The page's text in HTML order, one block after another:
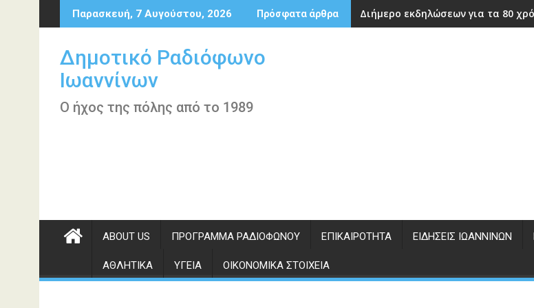
Περάστε
στο
Παρασκευή, 7 Αυγούστου, 2026 Πρόσφατα άρθρα Διήμερο εκδηλώσεων για τα 80
Δημοτικό Ραδιόφωνο
Ιωαννίνων
Ο ήχος της πόλης από το 1989
ABOUT US ΠΡΌΓΡΑΜΜΑ ΡΑΔΙΟΦΏΝΟΥ ΕΠΙΚΑΙΡΌΤΗΤΑ ΕΙΔΉΣΕΙΣ ΙΩΑΝΝΊΝΩΝ
ΑΘΛΗΤΙΚΆ ΥΓΕΊΑ ΟΙΚΟΝΟΜΙΚΆ ΣΤΟΙΧΕΊΑ